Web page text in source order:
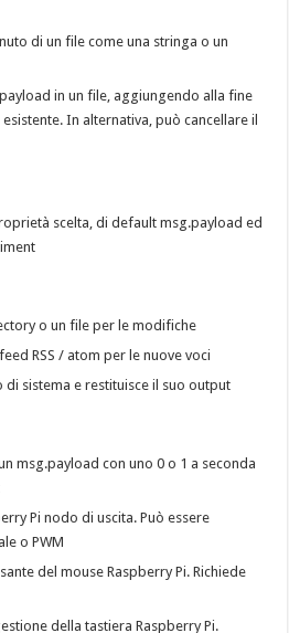
di un file come una stringa o un
in un file, aggiungendo alla fine
In alternativa, può cancellare il
scelta, di default msg.payload ed
o un file per le modifiche
RSS / atom per le nuove voci
di sistema e restituisce il suo output
msg.payload con uno 0 o 1 a seconda
Pi nodo di uscita. Può essere
o PWM
del mouse Raspberry Pi. Richiede
della tastiera Raspberry Pi.